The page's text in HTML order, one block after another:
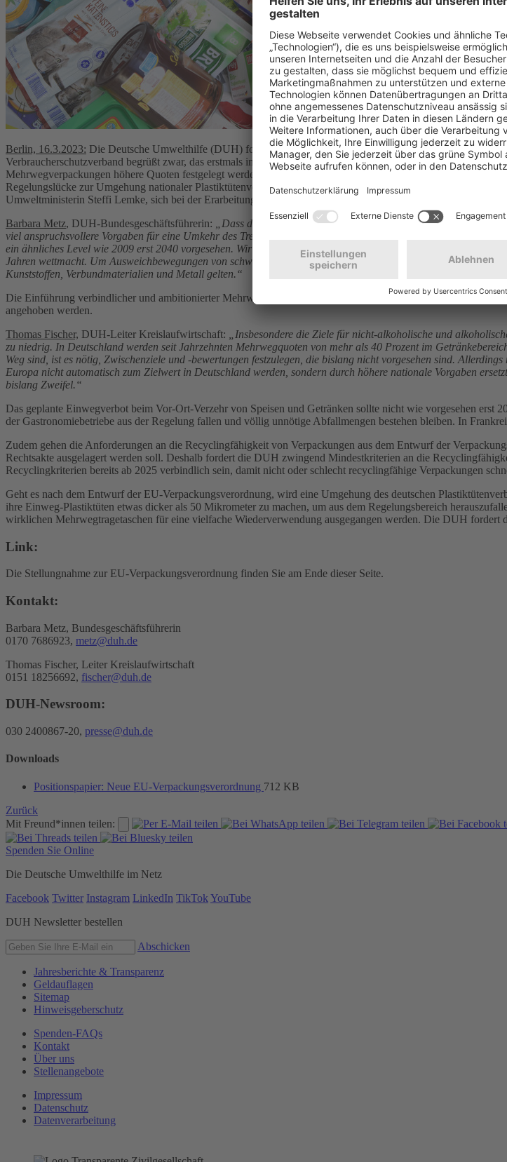
Berlin, 16.3.2023: Die Deutsche Umwelthilfe (DUH) fordert anlässlich der heutigen Beratungen des EU-Rats
Verbraucherschutzverband begrüßt zwar, das erstmals in der Verpackungsverordnung vorgesehene
Mehrwegverpackungen höhere Quoten festgelegt werden. Bedauerlich sind zudem zu unkonkrete sowie späte
Regelungslücke zur Umgehung nationaler Plastiktütenverbote durch Händler. Die DUH fordert deshalb von
Umweltministerin Steffi Lemke, sich bei der Erarbeitung der EU-Verpackungsverordnung für eine
Barbara Metz, DUH-Bundesgeschäftsführerin:
„Dass die EU-Kommission ein Vermeidungsziel für
viel anspruchsvollere Vorgaben für eine Umkehr des Trends zu immer mehr Verpackungen. Mit den
ein ähnliches Level wie 2009 erst 2040 vorgesehen. Wir müssen früher und energischer gegensteuern und
Jahren wettmacht. Um Ausweichbewegungen von schwereren auf leichtere Verpackungsmaterialien zu
Kunststoffen, Verbundmaterialien und Metall gelten.“
Die Einführung verbindlicher und ambitionierter Mehrwegquoten ist dringend notwendig für eine echte
angehoben werden.
Thomas Fischer, DUH-Leiter Kreislaufwirtschaft:
„Insbesondere die Ziele für nicht-alkoholische und
zu niedrig. In Deutschland werden seit Jahrzehnten Mehrwegquoten von mehr als 40 Prozent im
Weg sind, ist es nötig, Zwischenziele und -bewertungen festzulegen, die bislang nicht vorgesehen sind.
Europa nicht automatisch zum Zielwert in Deutschland werden, sondern durch höhere nationale Vorgaben
bislang Zweifel.“
Das geplante Einwegverbot beim Vor-Ort-Verzehr von Speisen und Getränken sollte nicht wie vorgesehen
der Gastronomiebetriebe aus der Regelung fallen und völlig unnötige Abfallmengen bestehen bleiben. In
Zudem gehen die Anforderungen an die Recyclingfähigkeit von Verpackungen aus dem Entwurf der
Rechtsakte ausgelagert werden soll. Deshalb fordert die DUH zwingend Mindestkriterien an die
Recyclingkriterien bereits ab 2025 verbindlich sein, damit nicht oder schlecht recyclingfähige Verpackungen
Geht es nach dem Entwurf der EU-Verpackungsverordnung, wird eine Umgehung des deutschen
ihre Einweg-Plastiktüten etwas dicker als 50 Mikrometer zu machen, um aus dem Regelungsbereich
wirklichen Mehrwegtragetaschen für eine vielfache Wiederverwendung ausgegangen werden. Die DUH fordert
Link:
Die Stellungnahme zur EU-Verpackungsverordnung finden Sie am Ende dieser Seite.
Kontakt:
Barbara Metz, Bundesgeschäftsführerin
0170 7686923, metz@duh.de
Thomas Fischer, Leiter Kreislaufwirtschaft
0151 18256692, fischer@duh.de
DUH-Newsroom:
030 2400867-20, presse@duh.de
Downloads
Positionspapier: Neue EU-Verpackungsverordnung 712 KB
Zurück
Mit Freund*innen teilen:
Spenden Sie Online
Die Deutsche Umwelthilfe im Netz
Facebook Twitter Instagram LinkedIn TikTok YouTube
DUH Newsletter bestellen
Abschicken
Jahresberichte & Transparenz
Geldauflagen
Sitemap
Hinweisgeberschutz
Spenden-FAQs
Kontakt
Über uns
Stellenangebote
Impressum
Datenschutz
Datenverarbeitung